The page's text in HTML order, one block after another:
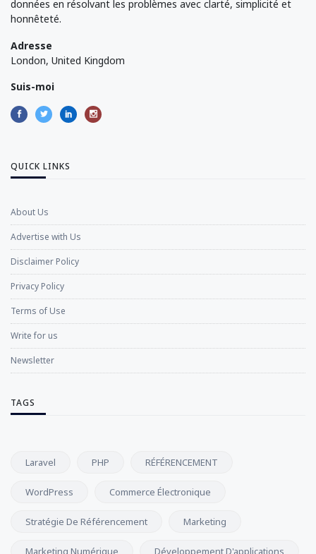
données en résolvant les problèmes avec clarté, simplicité et
honnêteté.
Adresse
London, United Kingdom
Suis-moi
QUICK LINKS
About Us
Advertise with Us
Disclaimer Policy
Privacy Policy
Terms of Use
Write for us
Newsletter
TAGS
Laravel PHP RÉFÉRENCEMENT
WordPress Commerce Électronique
Stratégie De Référencement Marketing
Marketing Numérique Développement D'applications